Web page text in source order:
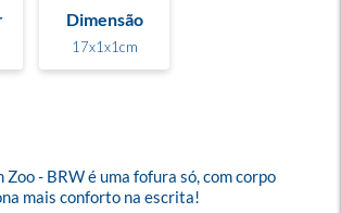
Dimensão
17x1x1cm
- BRW é uma fofura só, com corpo
mais conforto na escrita!